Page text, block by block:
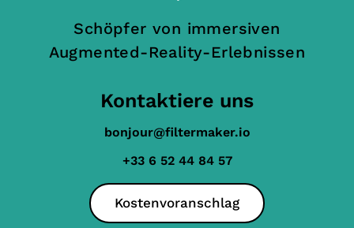
Schöpfer von immersiven
Augmented-Reality-Erlebnissen
Kontaktiere uns
bonjour@filtermaker.io
+33 6 52 44 84 57
Kostenvoranschlag